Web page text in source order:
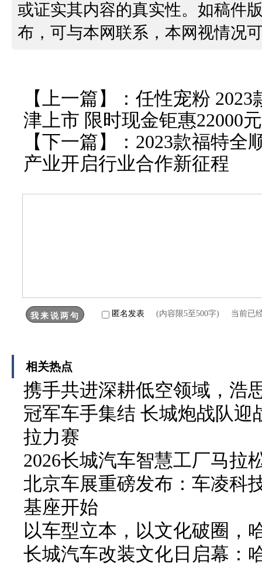
或证实其内容的真实性。如稿件
布，可与本网联系，本网视情况
【上一篇】： 任性宠粉 2023
津上市 限时现金钜惠22000元
【下一篇】： 2023款福特全
产业开启行业合作新征程
匿名发表 (内容限5至500字) 当前已
相关热点
携手共进深耕低空领域，浩
冠军车手集结 长城炮战队迎
拉力赛
2026长城汽车智慧工厂马拉
北京车展重磅发布：车凌科
基座开始
以车型立本，以文化破圈，
长城汽车改装文化日启幕：